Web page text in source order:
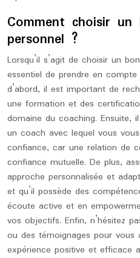
Comment choisir un
personnel ?
Lorsqu’il s’agit de choisir un
essentiel de prendre en
d’abord, il est important de
une formation et des
domaine du coaching. Ensuite,
un coach avec lequel vous
confiance, car une relation de
confiance mutuelle. De plus,
approche personnalisée et
et qu’il possède des
écoute active et en
vos objectifs. Enfin, n’hésitez
ou des témoignages pour
expérience positive et efficace